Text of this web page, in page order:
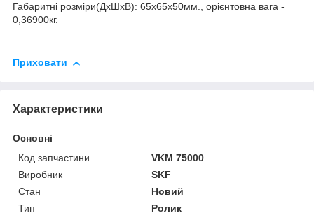
Габаритні розміри(ДхШхВ): 65x65x50мм., орієнтовна вага -
0,36900кг.
Приховати
Характеристики
Основні
Код запчастини
VKM 75000
Виробник
SKF
Стан
Новий
Тип
Ролик